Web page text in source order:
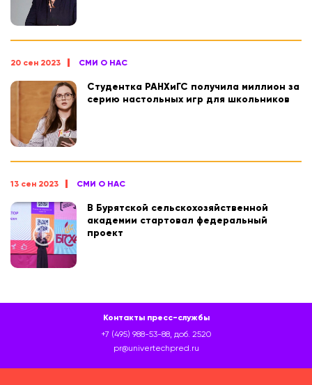
20 сен 2023 СМИ О НАС
Студентка РАНХиГС получила миллион за
серию настольных игр для школьников
13 сен 2023 СМИ О НАС
В Бурятской сельскохозяйственной
академии стартовал федеральный
проект
Контакты пресс-службы
+7 (495) 988-53-88, доб. 2520
pr@univertechpred.ru